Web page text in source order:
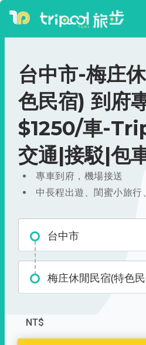
台中市-梅庄
色民宿) 到府
$1250/車-
交通|接駁|包
專車到府，機場接送
中長程出遊、閨蜜小旅行
台中市
梅庄休閒民宿(特色
NT$